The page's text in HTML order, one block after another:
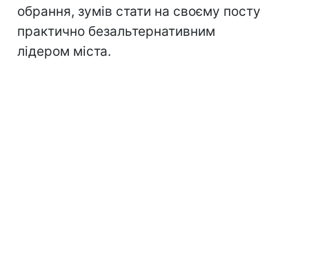
обрання, зумів стати на своєму посту
практично безальтернативним
лідером міста.